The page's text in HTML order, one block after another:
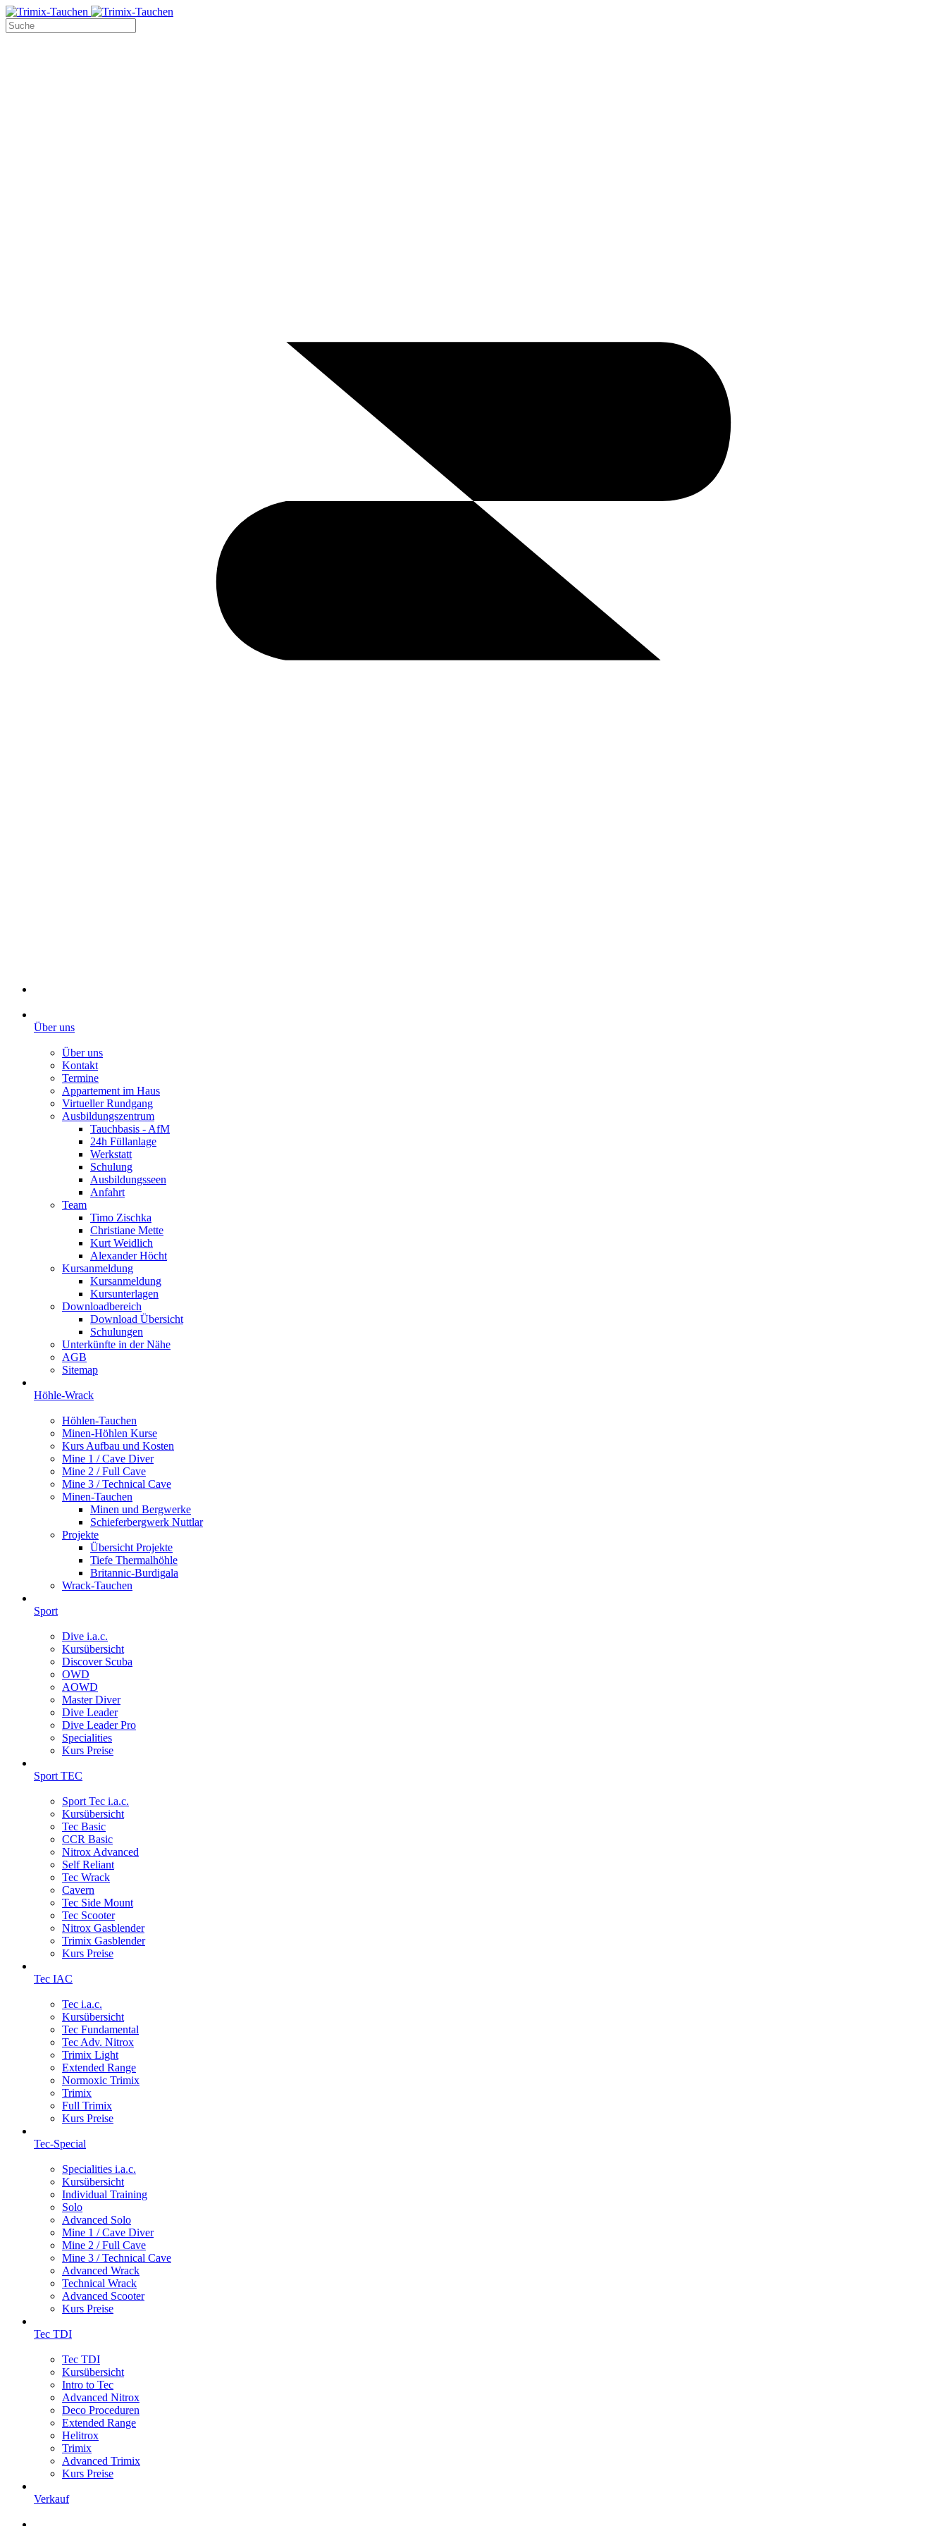
Über uns
Über uns
Kontakt
Termine
Appartement im Haus
Virtueller Rundgang
Ausbildungszentrum
Tauchbasis - AfM
24h Füllanlage
Werkstatt
Schulung
Ausbildungsseen
Anfahrt
Team
Timo Zischka
Christiane Mette
Kurt Weidlich
Alexander Höcht
Kursanmeldung
Kursanmeldung
Kursunterlagen
Downloadbereich
Download Übersicht
Schulungen
Unterkünfte in der Nähe
AGB
Sitemap
Höhle-Wrack
Höhlen-Tauchen
Minen-Höhlen Kurse
Kurs Aufbau und Kosten
Mine 1 / Cave Diver
Mine 2 / Full Cave
Mine 3 / Technical Cave
Minen-Tauchen
Minen und Bergwerke
Schieferbergwerk Nuttlar
Projekte
Übersicht Projekte
Tiefe Thermalhöhle
Britannic-Burdigala
Wrack-Tauchen
Sport
Dive i.a.c.
Kursübersicht
Discover Scuba
OWD
AOWD
Master Diver
Dive Leader
Dive Leader Pro
Specialities
Kurs Preise
Sport TEC
Sport Tec i.a.c.
Kursübersicht
Tec Basic
CCR Basic
Nitrox Advanced
Self Reliant
Tec Wrack
Cavern
Tec Side Mount
Tec Scooter
Nitrox Gasblender
Trimix Gasblender
Kurs Preise
Tec IAC
Tec i.a.c.
Kursübersicht
Tec Fundamental
Tec Adv. Nitrox
Trimix Light
Extended Range
Normoxic Trimix
Trimix
Full Trimix
Kurs Preise
Tec-Special
Specialities i.a.c.
Kursübersicht
Individual Training
Solo
Advanced Solo
Mine 1 / Cave Diver
Mine 2 / Full Cave
Mine 3 / Technical Cave
Advanced Wrack
Technical Wrack
Advanced Scooter
Kurs Preise
Tec TDI
Tec TDI
Kursübersicht
Intro to Tec
Advanced Nitrox
Deco Proceduren
Extended Range
Helitrox
Trimix
Advanced Trimix
Kurs Preise
Verkauf